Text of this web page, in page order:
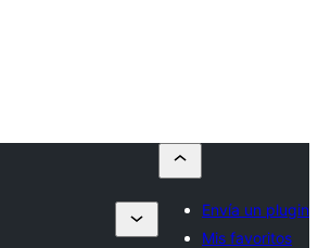
Envía un plugin
Mis favoritos